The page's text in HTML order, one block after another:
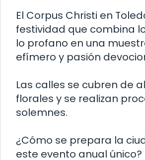
El Corpus Christi en
festividad que combina
lo profano en una
efímero y pasión
Las calles se cubren de
florales y se realizan
solemnes.
¿Cómo se prepara la
este evento anual único?